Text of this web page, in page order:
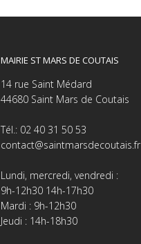
MAIRIE ST MARS DE COUTAIS
14 rue Saint Médard
44680 Saint Mars de Coutais
Tél.: 02 40 31 50 53
contact@saintmarsdecoutais.fr
Lundi, mercredi, vendredi :
9h-12h30 14h-17h30
Mardi : 9h-12h30
Jeudi : 14h-18h30